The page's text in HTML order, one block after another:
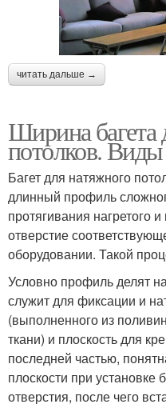
читать дальше →
Ширина багета
потолков.
Багет для натяжного
длинный профиль
протягивания нагретого
отверстие
оборудовании. Такой
Условно профиль делят
служит для фиксации и
(выполненного из
ткани) и плоскость для
последней частью,
плоскости при установке
отверстия, после чего